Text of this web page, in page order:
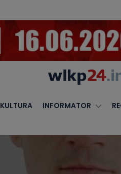
KULTURA INFORMATOR